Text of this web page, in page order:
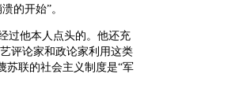
的开始”。
他本人点头的。他还充
评论家和政论家利用这类
苏联的社会主义制度是“军